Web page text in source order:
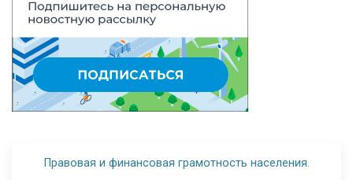
Правовая и финансовая грамотность населения.